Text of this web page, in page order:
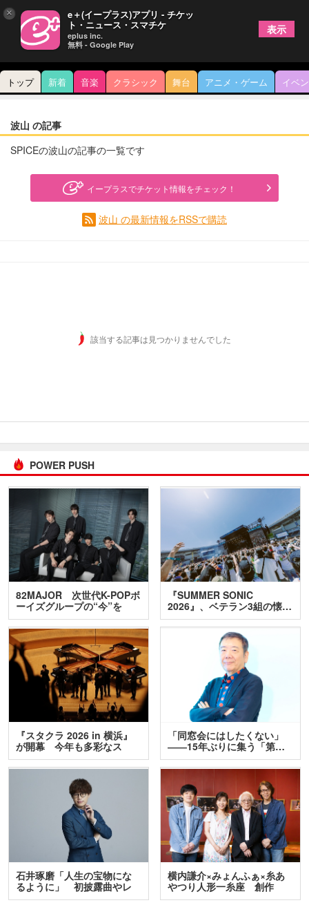
トップ 新着 音楽 クラシック 舞台 アニメ・ゲーム イベ
波山 の記事
SPICEの波山の記事の一覧です
イープラスでチケット情報をチェック！
波山 の最新情報をRSSで購読
該当する記事は見つかりませんでした
POWER PUSH
82MAJOR 次世代K-POPボ
ーイズグループの“今”を
訊…
『SUMMER SONIC
2026』、ベテラン3組の懐…
『スタクラ 2026 in 横浜』
が開幕 今年も多彩なス
テ…
「同窓会にはしたくない」
――15年ぶりに集う「第…
石井琢磨「人生の宝物にな
るように」 初披露曲やレ
ア…
横内謙介×みょんふぁ×糸あ
やつり人形一糸座 創作
人…
× e＋(イープラス)アプリ - チケッ
ト・ニュース・スマチケ
eplus inc.
無料 - Google Play
表示